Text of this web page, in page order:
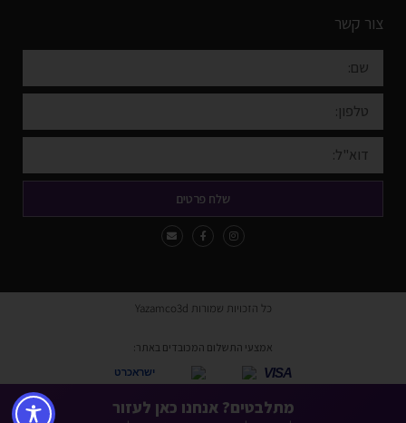
מתלבטים? אנחנו כאן לעזור
צור קשר
שלח פרטים
כל הזכויות שמורות Yazamco3d
אמצעי התשלום המכובדים באתר:
VISA
ישראכרט